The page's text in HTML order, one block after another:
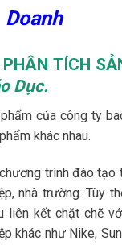
Doanh
PHÂN TÍCH
Dục.
của công ty
khác nhau.
trình đào tạo
nhà trường. Tùy
liên kết chặt chẽ
khác như Nike,